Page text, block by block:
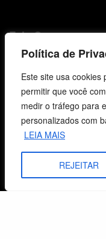
Política de
Este site usa cookies
permitir que você
medir o tráfego para
personalizados com
LEIA MAIS
REJEITAR
Fale Conosco
vendas@cebi.org.br
WhatsApp / Vendas
+55 (51) 99734-4518
WhatsApp /
+55 (51) 99799-3041